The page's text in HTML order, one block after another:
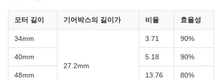
모터 길이 기어박스의 길이가 비율 효율성
34mm
27.2mm
3.71 90%
40mm 5.18 90%
48mm 13.76 80%